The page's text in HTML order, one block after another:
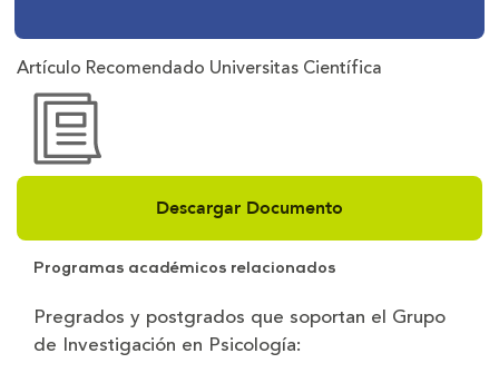
Artículo Recomendado Universitas Científica
Descargar Documento
Programas académicos relacionados
Pregrados y postgrados que soportan el Grupo
de Investigación en Psicología: